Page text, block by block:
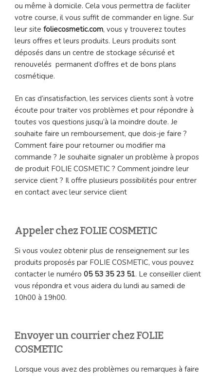
ou même à domicile. Cela vous permettra de faciliter
votre course, il vous suffit de commander en ligne. Sur
leur site foliecosmetic.com, vous y trouverez toutes
leurs offres et leurs produits. Leurs produits sont
déposés dans un centre de stockage sécurisé et
renouvelés permanent d’offres et de bons plans
cosmétique.
En cas d’insatisfaction, les services clients sont à votre
écoute pour traiter vos problèmes et pour répondre à
toutes vos questions jusqu’à la moindre doute. Je
souhaite faire un remboursement, que dois-je faire ?
Comment faire pour retourner ou modifier ma
commande ? Je souhaite signaler un problème à propos
de produit FOLIE COSMETIC ? Comment joindre leur
service client ? Il offre plusieurs possibilités pour entrer
en contact avec leur service client
Appeler chez FOLIE COSMETIC
Si vous voulez obtenir plus de renseignement sur les
produits proposés par FOLIE COSMETIC, vous pouvez
contacter le numéro 05 53 35 23 51. Le conseiller client
vous répondra et vous aidera du lundi au samedi de
10h00 à 19h00.
Envoyer un courrier chez FOLIE
COSMETIC
Lorsque vous avez des problèmes ou remarques à faire